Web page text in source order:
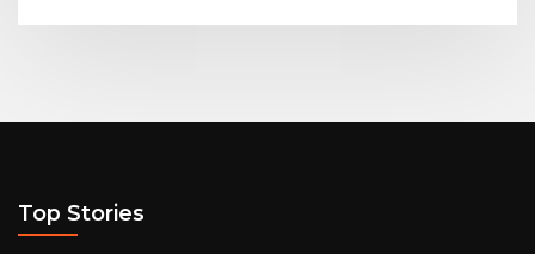
Top Stories